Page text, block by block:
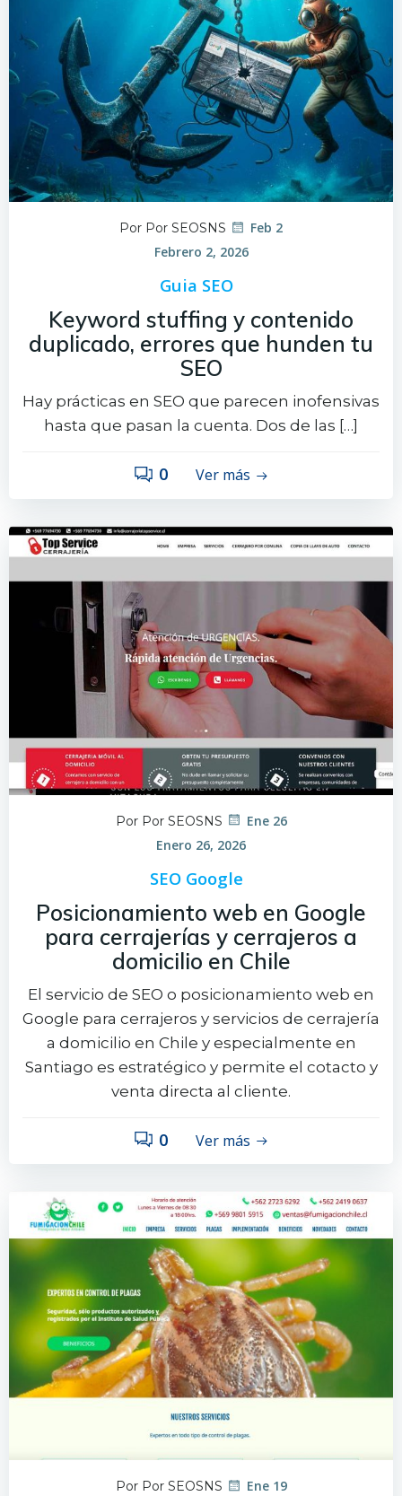
Por Por SEOSNS
Feb 2
Febrero 2, 2026
Guia SEO
Keyword stuffing y contenido
duplicado, errores que hunden tu
SEO
Hay prácticas en SEO que parecen inofensivas
hasta que pasan la cuenta. Dos de las […]
0 Ver más
Por Por SEOSNS
Ene 26
Enero 26, 2026
SEO Google
Posicionamiento web en Google
para cerrajerías y cerrajeros a
domicilio en Chile
El servicio de SEO o posicionamiento web en
Google para cerrajeros y servicios de cerrajería
a domicilio en Chile y especialmente en
Santiago es estratégico y permite el cotacto y
venta directa al cliente.
0 Ver más
Por Por SEOSNS
Ene 19